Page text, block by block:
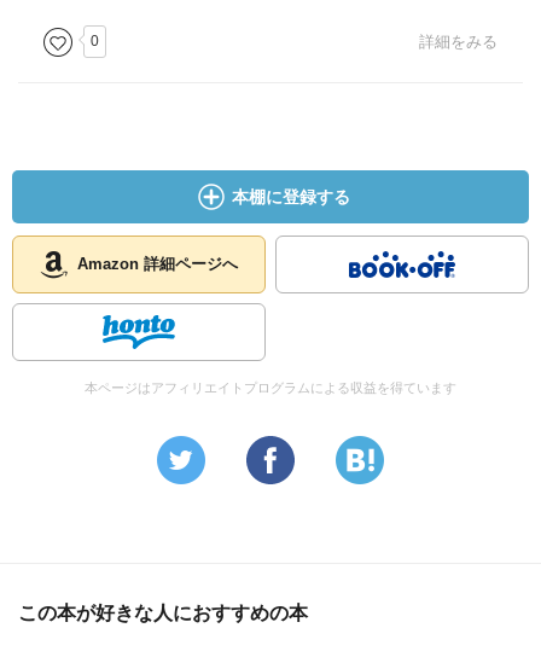
0 詳細をみる
本棚に登録する
Amazon 詳細ページへ
本ページはアフィリエイトプログラムによる収益を得ています
この本が好きな人におすすめの本